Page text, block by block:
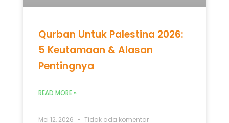
Qurban Untuk Palestina 2026:
5 Keutamaan & Alasan
Pentingnya
READ MORE »
Mei 12, 2026 Tidak ada komentar